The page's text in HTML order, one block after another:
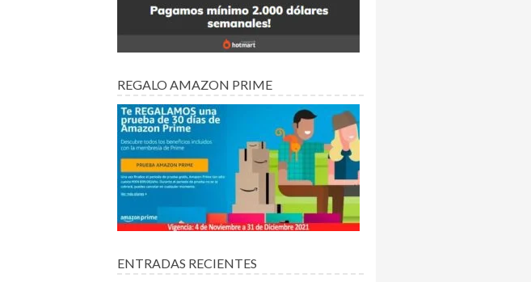
REGALO AMAZON PRIME
ENTRADAS RECIENTES